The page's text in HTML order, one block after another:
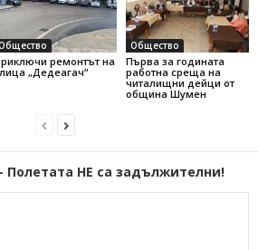
ремонтът на
„Дедеагач“
Общество
Първа за годината
работна среща на
читалищни дейци от
община Шумен
НЕ са задължителни!